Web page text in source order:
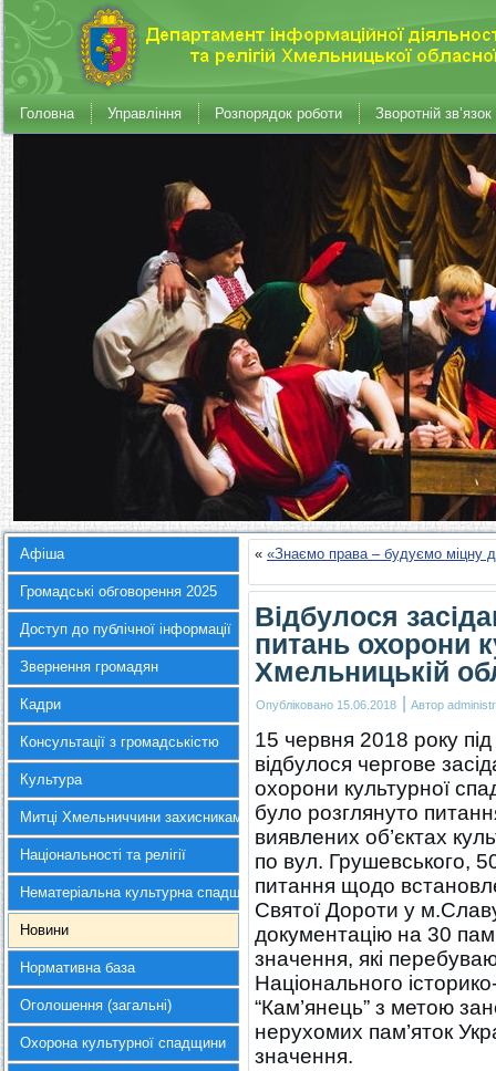
Головна Управління Розпорядок роботи Зворотній зв’язок
Афіша
Громадські обговорення 2025
Доступ до публічної інформації
Звернення громадян
Кадри
Консультації з громадськістю
Культура
Митці Хмельниччини захисникам України
Національності та релігії
Нематеріальна культурна спадщина
Новини
Нормативна база
Оголошення (загальні)
Охорона культурної спадщини
« «Знаємо права – будуємо міцну
Відбулося
питань охорони
Хмельницькій
Опубліковано 15.06.2018 | Автор
15 червня 2018 року
відбулося чергове
охорони культурної
було розглянуто
виявлених об’єктах
по вул. Грушевського,
питання щодо
Святої Дороти у
документацію на 30
значення, які
Національного
“Кам’янець” з метою
нерухомих пам’яток
значення.